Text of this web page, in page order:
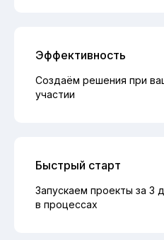
Эффективность
Создаём решения при
участии
Быстрый старт
Запускаем проекты за 3
в процессах